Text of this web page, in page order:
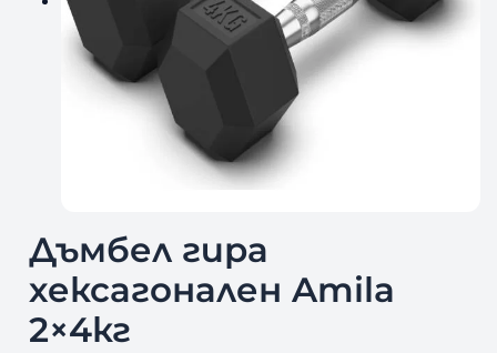
Дъмбел гира
хексагонален Amila
2×4кг